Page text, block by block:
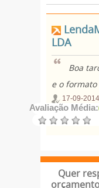
LDA
Boa
e o
17-09-2014
Avaliação Média:
Quer